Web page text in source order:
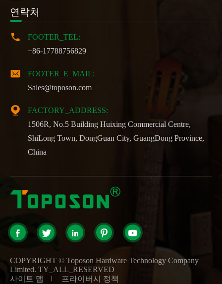
연락처

FOOTER_TEL:
+86-17788756829

FOOTER_E_MAIL:
Sales@toposon.com

FACTORY_ADDRESS:
1506R, No.5 Building Huixing Commercial Centre,
ShiLong Town, DongGuan City, GuangDong Province,
China
    
COPYRIGHT © Toposon Hardware Technology Company
Limited. TY_ALL_RESERVED
사이트 맵
프라이버시 정책